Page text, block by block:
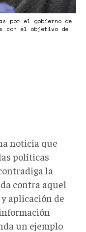
por el gobierno de
con el objetivo de
noticia que
políticas
la
contra aquel
aplicación de
un ejemplo